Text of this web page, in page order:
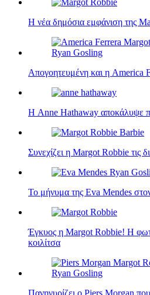
Η νέα δημόσια εμφάνιση της
Απογοητευμένη και η America
Η Anne Hathaway αποκάλυψε
Συνεχίζει η Margot Robbie τις
Το μήνυμα της Eva Mendes
Έγκυος η Margot Robbie! Η
κοιλίτσα
Πανηγυρίζει ο Piers Morgan